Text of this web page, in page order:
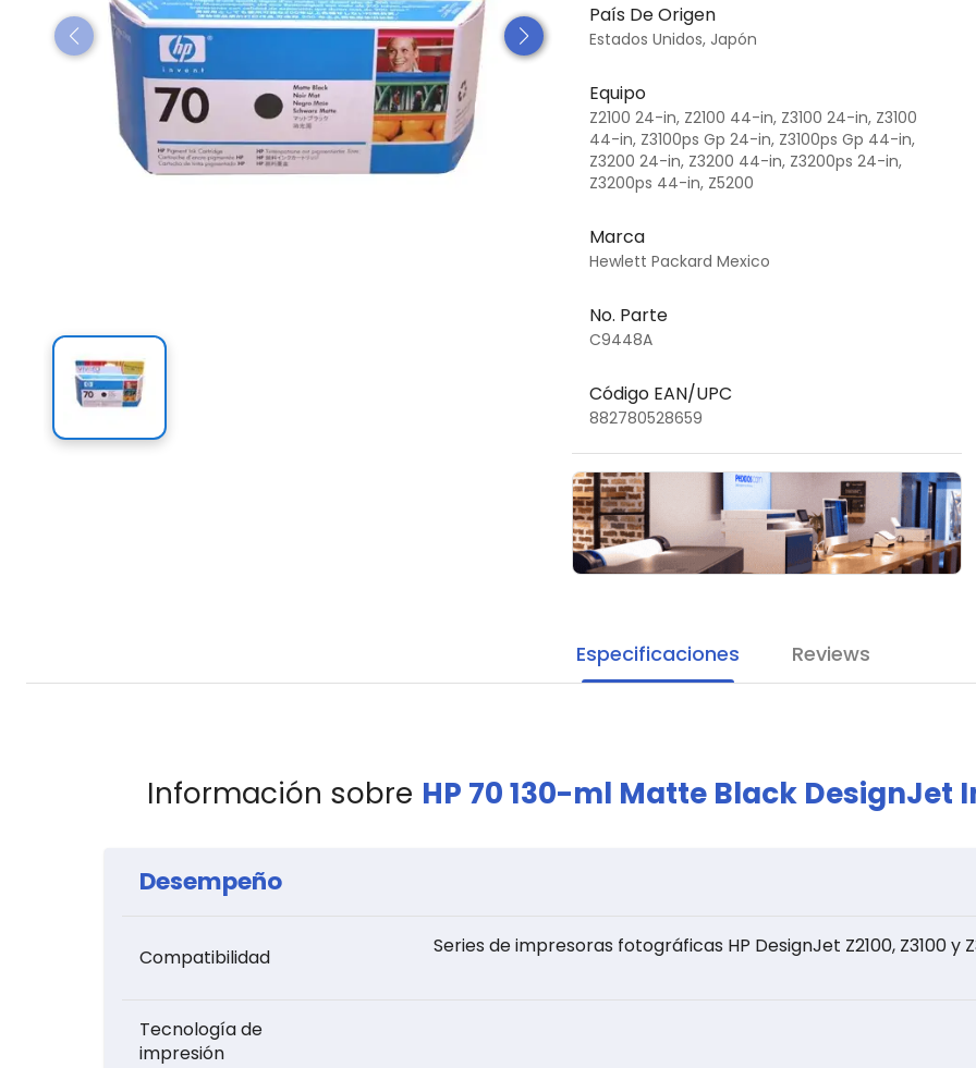
País De Origen
Estados Unidos, Japón
Equipo
Z2100 24-in, Z2100 44-in, Z3100 24-in, Z3100
44-in, Z3100ps Gp 24-in, Z3100ps Gp 44-in,
Z3200 24-in, Z3200 44-in, Z3200ps 24-in,
Z3200ps 44-in, Z5200
Marca
Hewlett Packard Mexico
No. Parte
C9448A
Código EAN/UPC
882780528659
Especificaciones Reviews
Información sobre HP 70 130-ml Matte Black
Desempeño
Compatibilidad
Series de impresoras fotográficas HP DesignJet Z2100, Z3100
Tecnología de
impresión